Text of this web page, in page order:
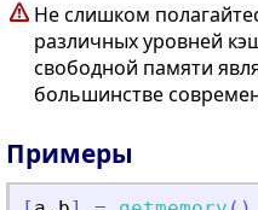
Не слишком
различных уровней
свободной памяти
большинстве
Примеры